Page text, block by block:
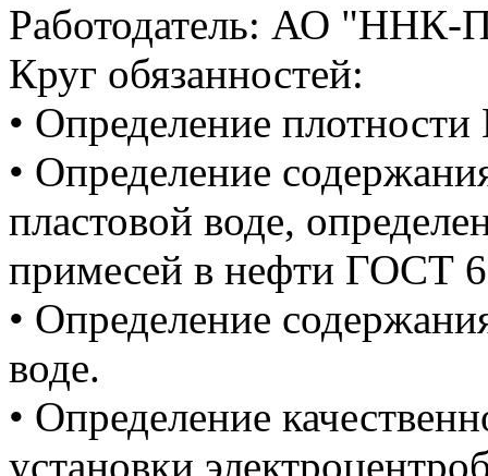
Работодатель: АО "ННК-
Круг обязанностей:
• Определение
• Определение
пластовой воде,
примесей в нефти ГОСТ
• Определение
воде.
• Определение
установки